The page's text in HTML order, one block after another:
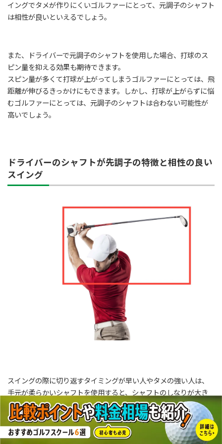
イングでタメが作りにくいゴルファーにとって、元調子のシャフト
は相性が良いといえるでしょう。
また、ドライバーで元調子のシャフトを使用した場合、打球のス
ピン量を抑える効果も期待できます。
スピン量が多くて打球が上がってしまうゴルファーにとっては、飛
距離が伸びるきっかけにもできます。しかし、打球が上がらずに悩
むゴルファーにとっては、元調子のシャフトは合わない可能性が
高いでしょう。
ドライバーのシャフトが先調子の特徴と相性の良い
スイング
スイングの際に切り返すタイミングが早い人やタメの強い人は、
手元が柔らかいシャフトを使用すると、シャフトのしなりが大き
すぎてスイングが安定しなくなります。そのため、手元が硬く先
端でしなる先調子のシャフトが向いています。